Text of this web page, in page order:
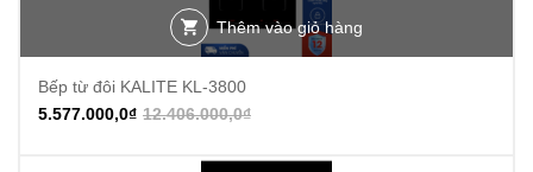
Thêm vào giỏ hàng
Bếp từ đôi KALITE KL-3800
12.406.000,0₫
5.577.000,0₫